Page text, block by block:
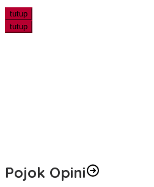
tutup
tutup
Pojok Opini